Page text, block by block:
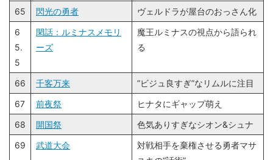
65
閃光の勇者
ヴェルドラが屋台のおっさん化
6
5.
5
閑話：ルミナスメモリ
ーズ
魔王ルミナスの視点から語られ
る
66 千客万来
”ビジュ良すぎ”なリムルに注目
67
前夜祭
ヒナタにギャップ萌え
68
開国祭
色気ありすぎなシオン&シュナ
69
武道大会
対戦相手を棄権させる勇者マサ